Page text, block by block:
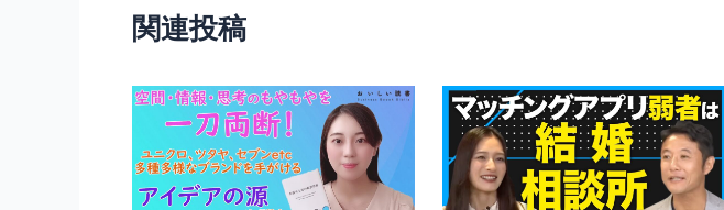
k
ゲ
ー
ョ
関連投稿